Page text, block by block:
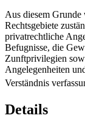
Aus diesem Grunde
Rechtsgebiete
privatrechtliche
Befugnisse, die
Zunftprivilegien
Angelegenheiten
Verständnis
Details